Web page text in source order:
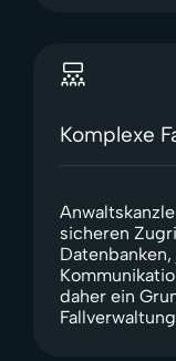
Komplexe
sicheren
daher ein